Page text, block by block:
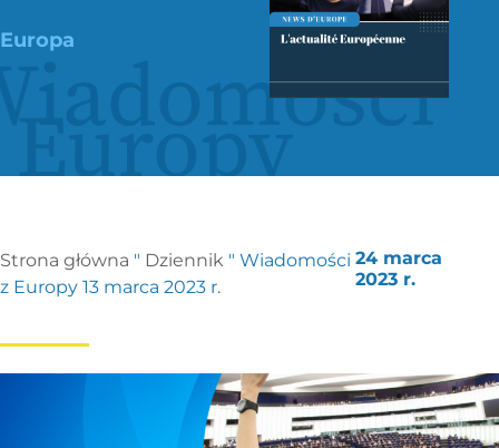
Europa
Strona główna " Dziennik " Wiadomości
z Europy 13 marca 2023 r.
24 marca
2023 r.